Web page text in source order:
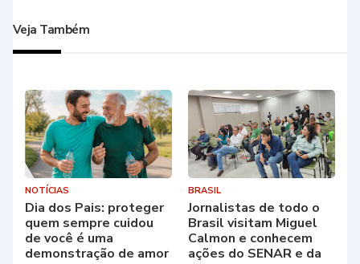
Veja Também
NOTÍCIAS
Dia dos Pais: proteger
quem sempre cuidou
de você é uma
demonstração de amor
BRASIL
Jornalistas de todo o
Brasil visitam Miguel
Calmon e conhecem
ações do SENAR e da